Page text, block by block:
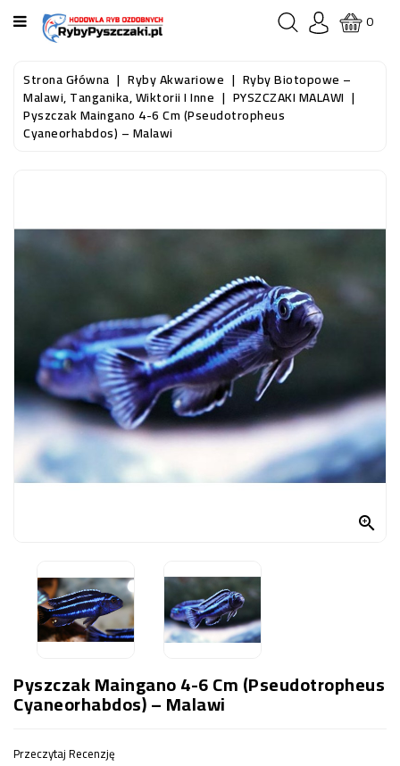
KATEGORIA
STRONA
GŁÓWNA
RYBY
DO
OCZKA
WODNEGO
AKWARYSTYKA
(SPRZĘT)
OCZKO
WODNE
(SPRZĘT)
0
Strona Główna Ryby Akwariowe Ryby Biotopowe –
Malawi, Tanganika, Wiktorii I Inne PYSZCZAKI MALAWI
Pyszczak Maingano 4-6 Cm (Pseudotropheus
Cyaneorhabdos) – Malawi

Pyszczak Maingano 4-6 Cm (Pseudotropheus
Cyaneorhabdos) – Malawi
Przeczytaj Recenzję